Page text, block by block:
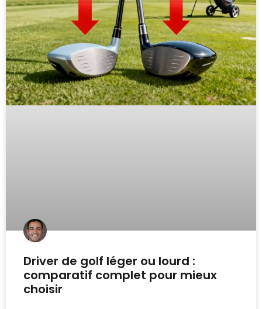
Driver de golf léger ou lourd :
comparatif complet pour mieux
choisir